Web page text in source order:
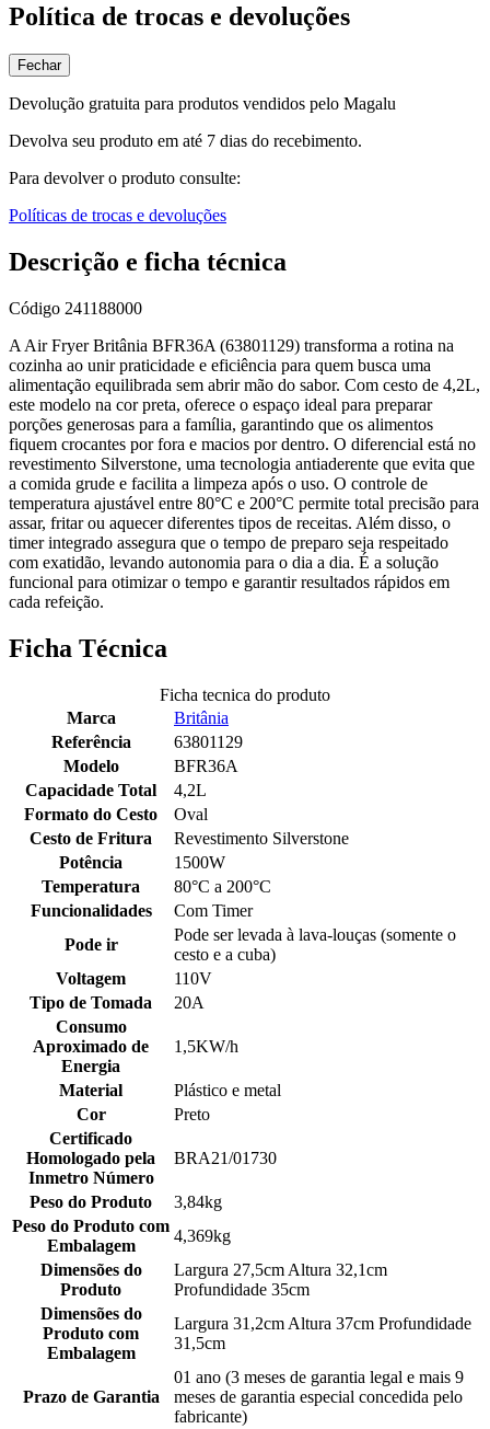
Política de trocas e devoluções
Fechar
Devolução gratuita para produtos vendidos pelo Magalu
Devolva seu produto em até 7 dias do recebimento.
Para devolver o produto consulte:
Políticas de trocas e devoluções
Descrição e ficha técnica
Código 241188000
A Air Fryer Britânia BFR36A (63801129) transforma a rotina na
cozinha ao unir praticidade e eficiência para quem busca uma
alimentação equilibrada sem abrir mão do sabor. Com cesto de 4,2L,
este modelo na cor preta, oferece o espaço ideal para preparar
porções generosas para a família, garantindo que os alimentos
fiquem crocantes por fora e macios por dentro. O diferencial está no
revestimento Silverstone, uma tecnologia antiaderente que evita que
a comida grude e facilita a limpeza após o uso. O controle de
temperatura ajustável entre 80°C e 200°C permite total precisão para
assar, fritar ou aquecer diferentes tipos de receitas. Além disso, o
timer integrado assegura que o tempo de preparo seja respeitado
com exatidão, levando autonomia para o dia a dia. É a solução
funcional para otimizar o tempo e garantir resultados rápidos em
cada refeição.
Ficha Técnica
Ficha tecnica do produto
Marca
Britânia
Referência
63801129
Modelo
BFR36A
Capacidade Total
4,2L
Formato do Cesto
Oval
Cesto de Fritura
Revestimento Silverstone
Potência
1500W
Temperatura
80°C a­ 200°C
Funcionalidades
Com Timer
Pode ir
Pode ser levada à lava-louças (somente o
cesto e a cuba)
Voltagem
110V
Tipo de Tomada
20A
Consumo
Aproximado de
Energia
1,5KW/h
Material
Plástico e metal
Cor
Preto
Certificado
Homologado pela
Inmetro Número
BRA21/01730
Peso do Produto
3,84kg
Peso do Produto com
Embalagem
4,369kg
Dimensões do
Produto
Largura 27,5cm Altura 32,1cm
Profundidade 35cm
Dimensões do
Produto com
Embalagem
Largura 31,2cm Altura 37cm Profundidade
31,5cm
Prazo de Garantia
01 ano (3 meses de garantia legal e mais 9
meses de garantia especial concedida pelo
fabricante)